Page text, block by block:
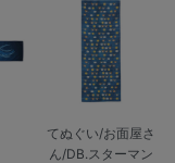
てぬぐい/お面屋さ
ん/DB.スターマン